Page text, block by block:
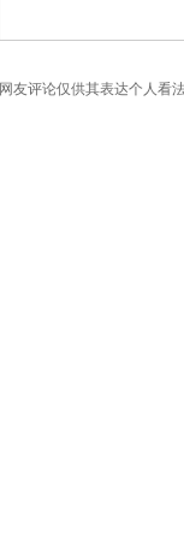
网友评论仅供其表达个人看